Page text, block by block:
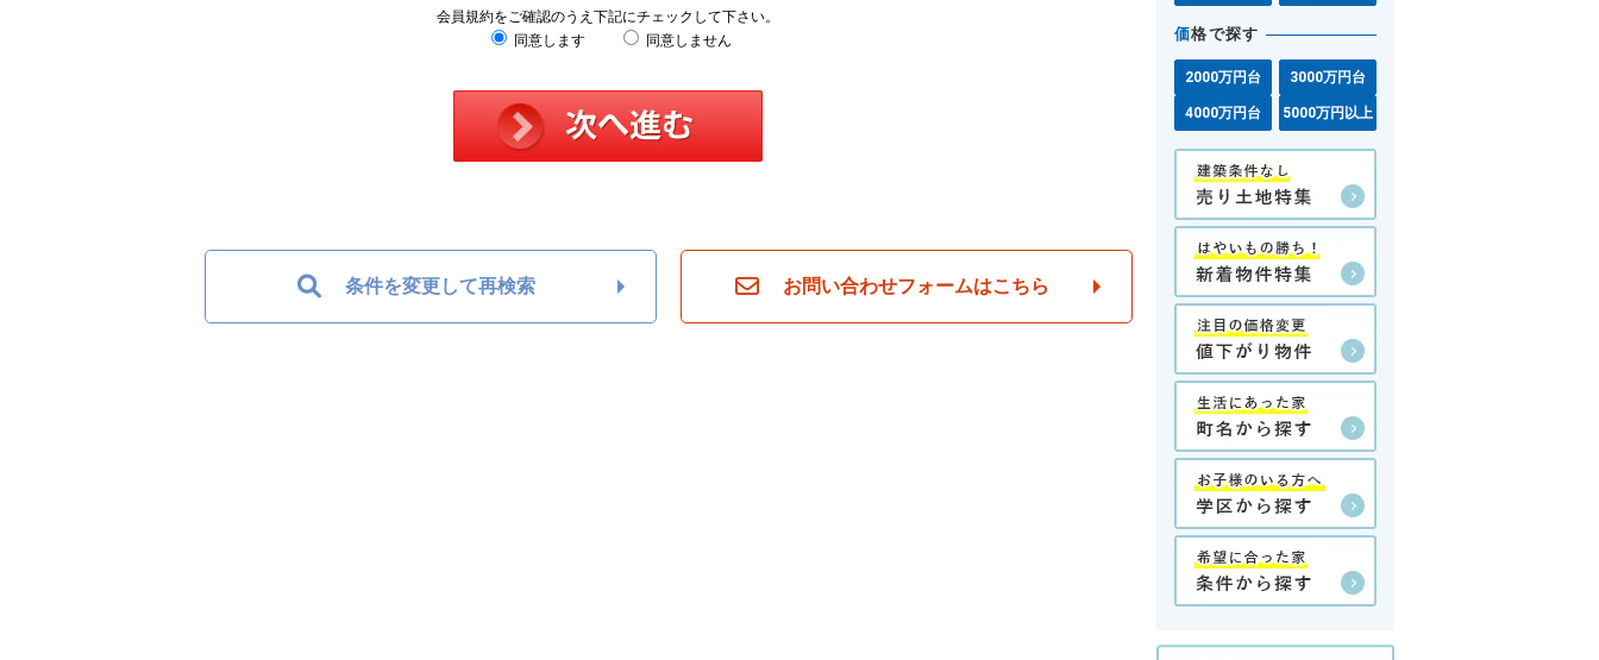
会員規約をご確認のうえ下記にチェックして下さい。
同意します
同意しません
条件を変更して再検索 お問い合わせフォームはこちら
価格で探す
2000万円台 3000万円台
4000万円台 5000万円以上